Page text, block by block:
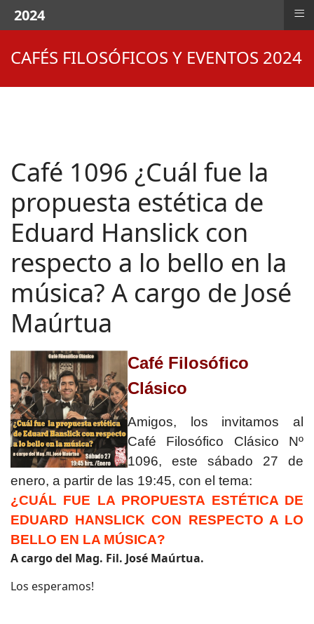
CAFÉS FILOSÓFICOS Y EVENTOS 2024
Café 1096 ¿Cuál fue la
propuesta estética de
Eduard Hanslick con
respecto a lo bello en la
música? A cargo de José
Maúrtua
Café Filosófico
Clásico
Amigos, los invitamos al
Café Filosófico Clásico Nº
1096, este sábado 27 de
enero, a partir de las 19:45, con el tema:
¿CUÁL FUE LA PROPUESTA ESTÉTICA DE
EDUARD HANSLICK CON RESPECTO A LO
BELLO EN LA MÚSICA?
A cargo del Mag. Fil. José Maúrtua.
Los esperamos!
2024 ≡